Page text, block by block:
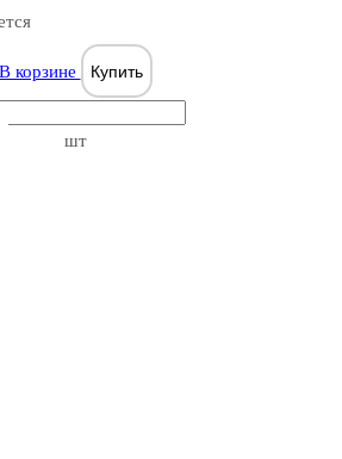
В корзине Купить
шт